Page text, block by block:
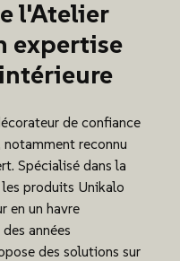
l'Atelier
expertise
de confiance
notamment reconnu
Spécialisé dans la
produits Unikalo
en un havre
années
des solutions sur